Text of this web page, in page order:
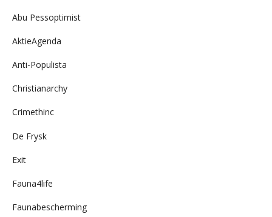
Abu Pessoptimist
AktieAgenda
Anti-Populista
Christianarchy
Crimethinc
De Frysk
Exit
Fauna4life
Faunabescherming